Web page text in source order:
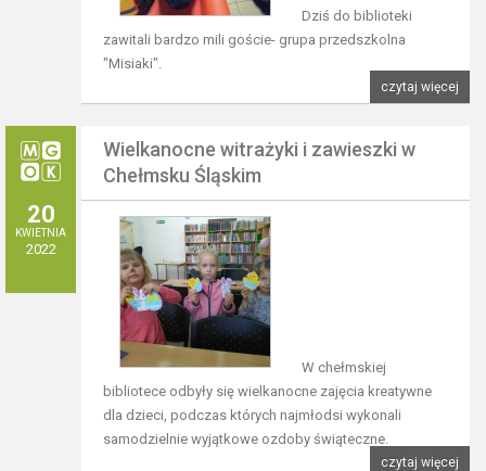
Dziś do biblioteki
zawitali bardzo mili goście- grupa przedszkolna
"Misiaki".
czytaj więcej
20
KWIETNIA
2022
Wielkanocne witrażyki i zawieszki w
Chełmsku Śląskim
W chełmskiej
bibliotece odbyły się wielkanocne zajęcia kreatywne
dla dzieci, podczas których najmłodsi wykonali
samodzielnie wyjątkowe ozdoby świąteczne.
czytaj więcej